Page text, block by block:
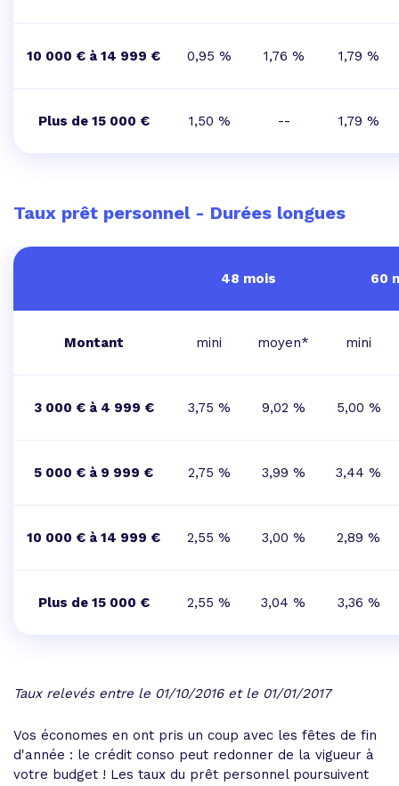
10 000 € à 14 999 € 0,95 % 1,76 % 1,79 %
Plus de 15 000 € 1,50 % -- 1,79 %
Taux prêt personnel - Durées longues
48 mois 60
Montant mini moyen* mini
3 000 € à 4 999 € 3,75 % 9,02 % 5,00 %
5 000 € à 9 999 € 2,75 % 3,99 % 3,44 %
10 000 € à 14 999 € 2,55 % 3,00 % 2,89 %
Plus de 15 000 € 2,55 % 3,04 % 3,36 %
Taux relevés entre le 01/10/2016 et le 01/01/2017
Vos économes en ont pris un coup avec les fêtes de fin
d'année : le crédit conso peut redonner de la vigueur à
votre budget ! Les taux du prêt personnel poursuivent